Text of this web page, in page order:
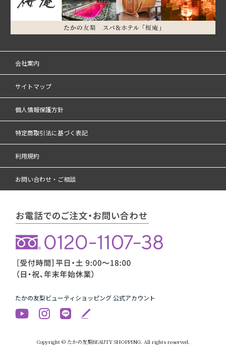
会社案内
サイトマップ
個人情報保護方針
特定商取引法に基づく表記
利用規約
お問い合わせ・ご相談
たかの友梨ビューティショッピング 公式アカウント
Copyright © たかの友梨BEAUTY SHOPPING. All rights reserved.